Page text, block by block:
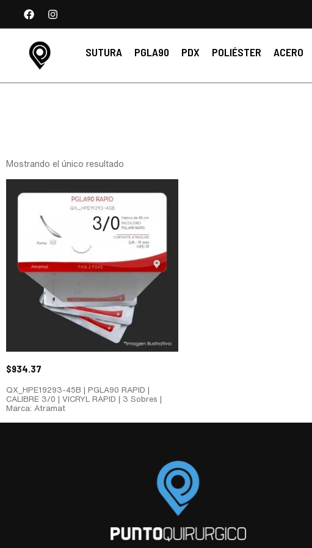
SUTURA PGLA90 PDX POLIÉSTER ACERO
Mostrando el único resultado
$934.37
QX_HPE19293-45B | PGLA90 RAPID |
CALIBRE 3/0 | VICRYL RAPID | 3 Sobres |
Marca: Atramat